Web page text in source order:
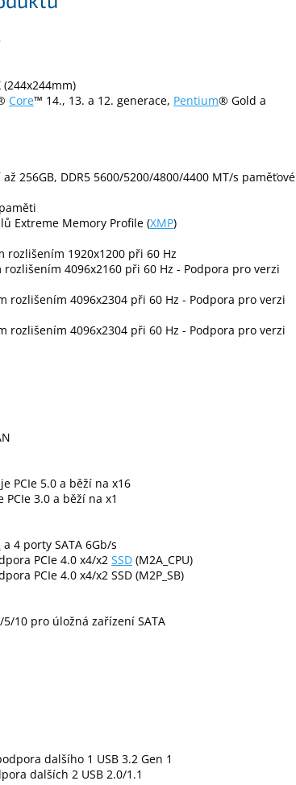
Core™ 14., 13. a 12. generace, Pentium® Gold a
256GB, DDR5 5600/5200/4800/4400 MT/s paměťové
Extreme Memory Profile (XMP)
rozlišením 1920x1200 při 60 Hz
4096x2160 při 60 Hz - Podpora pro verzi
rozlišením 4096x2304 při 60 Hz - Podpora pro verzi
rozlišením 4096x2304 při 60 Hz - Podpora pro verzi
PCIe 5.0 a běží na x16
3.0 a běží na x1
a 4 porty SATA 6Gb/s
PCIe 4.0 x4/x2 SSD (M2A_CPU)
PCIe 4.0 x4/x2 SSD (M2P_SB)
10 pro úložná zařízení SATA
dalšího 1 USB 3.2 Gen 1
dalších 2 USB 2.0/1.1